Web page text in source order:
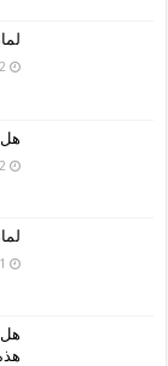
2 فبراير، 2019
هل
2 فبراير، 2019
31
هل